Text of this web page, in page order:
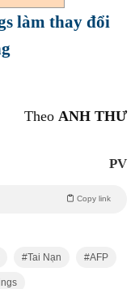
làm thay đổi
Theo ANH THƯ
PV
Copy link
Tai Nạn AFP